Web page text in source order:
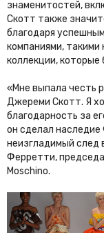
знаменитостей,
Скотт также
благодаря
компаниями, такими
коллекции,
«Мне выпала честь
Джереми Скотт. Я
благодарность за
он сделал
неизгладимый след
Ферретти,
Moschino.